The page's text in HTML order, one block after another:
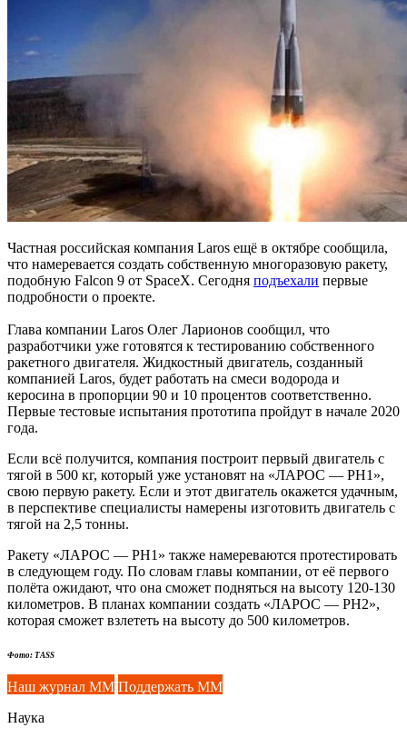
Частная российская компания Laros ещё в октябре сообщила,
что намеревается создать собственную многоразовую ракету,
подобную Falcon 9 от SpaceX. Сегодня подъехали первые
подробности о проекте.
Глава компании Laros Олег Ларионов сообщил, что
разработчики уже готовятся к тестированию собственного
ракетного двигателя. Жидкостный двигатель, созданный
компанией Laros, будет работать на смеси водорода и
керосина в пропорции 90 и 10 процентов соответственно.
Первые тестовые испытания прототипа пройдут в начале 2020
года.
Если всё получится, компания построит первый двигатель с
тягой в 500 кг, который уже установят на «ЛАРОС — РН1»,
свою первую ракету. Если и этот двигатель окажется удачным,
в перспективе специалисты намерены изготовить двигатель с
тягой на 2,5 тонны.
Ракету «ЛАРОС — РН1» также намереваются протестировать
в следующем году. По словам главы компании, от её первого
полёта ожидают, что она сможет подняться на высоту 120-130
километров. В планах компании создать «ЛАРОС — РН2»,
которая сможет взлететь на высоту до 500 километров.
Фото: TASS
Наш журнал ММ Поддержать ММ
Наука